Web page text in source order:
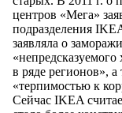
центров «Мега»
подразделения
заявляла о
в ряде регионов», а
«терпимостью к
Сейчас IKEA